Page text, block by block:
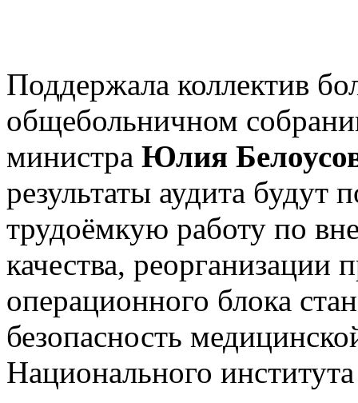
Поддержала коллектив
общебольничном
министра Юлия
результаты аудита будут
трудоёмкую работу по
качества, реорганизации
операционного блока
безопасность
Национального